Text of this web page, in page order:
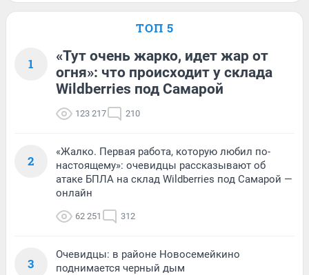
ТОП 5
1
«Тут очень жарко, идет жар от
огня»: что происходит у склада
Wildberries под Самарой
123 217 210
2
«Жалко. Первая работа, которую любил по-
настоящему»: очевидцы рассказывают об
атаке БПЛА на склад Wildberries под Самарой —
онлайн
62 251 312
3
Очевидцы: в районе Новосемейкино
поднимается черный дым